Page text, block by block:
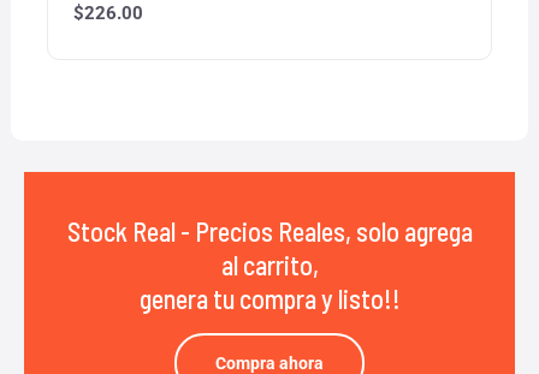
$226.00
Stock Real - Precios Reales, solo agrega
al carrito,
genera tu compra y listo!!
Compra ahora